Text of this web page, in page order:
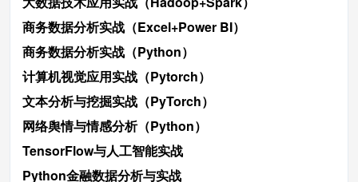
商务数据分析实战（Excel+Power BI）
商务数据分析实战（Python）
计算机视觉应用实战（Pytorch）
文本分析与挖掘实战（PyTorch）
网络舆情与情感分析（Python）
TensorFlow与人工智能实战
Python金融数据分析与实战